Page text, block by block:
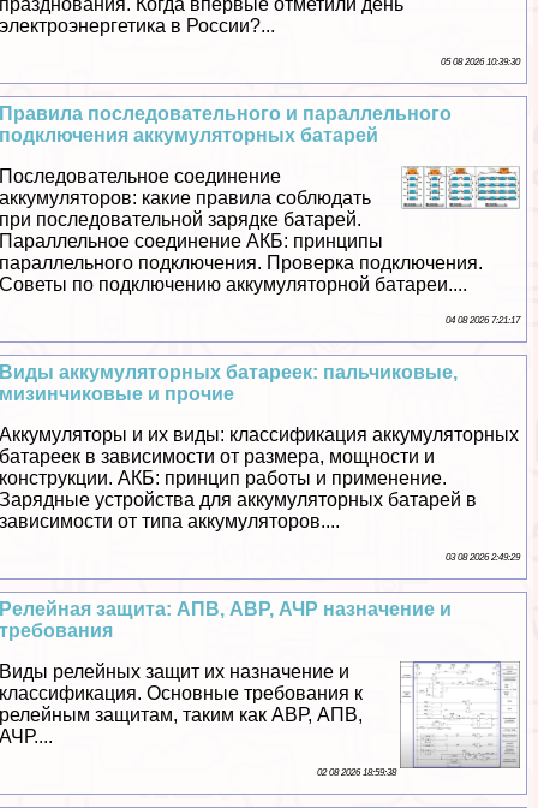
электроэнергетика в России?...
05 08 2026 10:39:30
Правила последовательного и параллельного
подключения аккумуляторных батарей
Последовательное соединение
аккумуляторов: какие правила соблюдать
при последовательной зарядке батарей.
Параллельное соединение АКБ: принципы
параллельного подключения. Проверка подключения.
Советы по подключению аккумуляторной батареи....
04 08 2026 7:21:17
Виды аккумуляторных батареек: пальчиковые,
мизинчиковые и прочие
Аккумуляторы и их виды: классификация аккумуляторных
батареек в зависимости от размера, мощности и
конструкции. АКБ: принцип работы и применение.
Зарядные устройства для аккумуляторных батарей в
зависимости от типа аккумуляторов....
03 08 2026 2:49:29
Релейная защита: АПВ, АВР, АЧР назначение и
требования
Виды релейных защит их назначение и
классификация. Основные требования к
релейным защитам, таким как АВР, АПВ,
АЧР....
02 08 2026 18:59:38